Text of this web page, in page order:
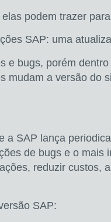
podem trazer
SAP: uma
bugs, porém
a versão do
SAP lança
de bugs e o
reduzir custos,
SAP: